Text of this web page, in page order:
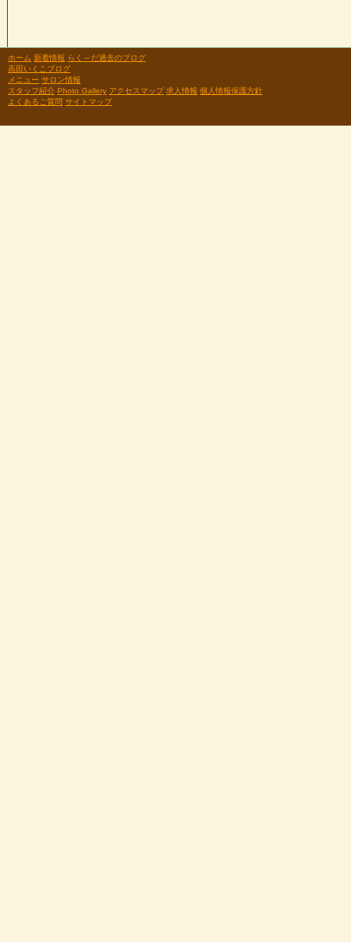
ホーム 新着情報 らく～だ過去のブログ
高田いくこブログ
メニュー サロン情報
スタッフ紹介 Photo Gallery アクセスマップ 求人情報 個人情報保護方針
よくあるご質問 サイトマップ